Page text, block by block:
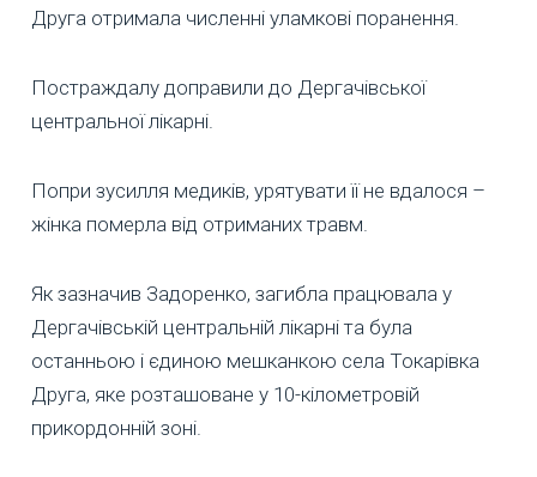
Друга отримала численні уламкові поранення.
Постраждалу доправили до Дергачівської
центральної лікарні.
Попри зусилля медиків, урятувати її не вдалося –
жінка померла від отриманих травм.
Як зазначив Задоренко, загибла працювала у
Дергачівській центральній лікарні та була
останньою і єдиною мешканкою села Токарівка
Друга, яке розташоване у 10-кілометровій
прикордонній зоні.